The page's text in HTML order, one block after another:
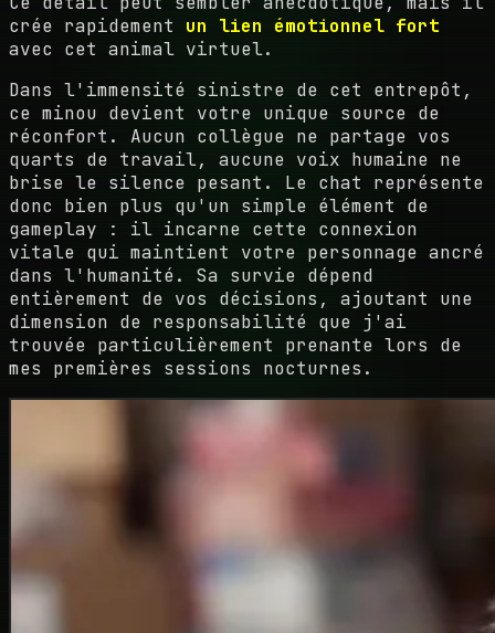
crée rapidement un lien émotionnel fort
avec cet animal virtuel.
Dans l'immensité sinistre de cet entrepôt,
ce minou devient votre unique source de
réconfort. Aucun collègue ne partage vos
quarts de travail, aucune voix humaine ne
brise le silence pesant. Le chat représente
donc bien plus qu'un simple élément de
gameplay : il incarne cette connexion
vitale qui maintient votre personnage ancré
dans l'humanité. Sa survie dépend
entièrement de vos décisions, ajoutant une
dimension de responsabilité que j'ai
trouvée particulièrement prenante lors de
mes premières sessions nocturnes.